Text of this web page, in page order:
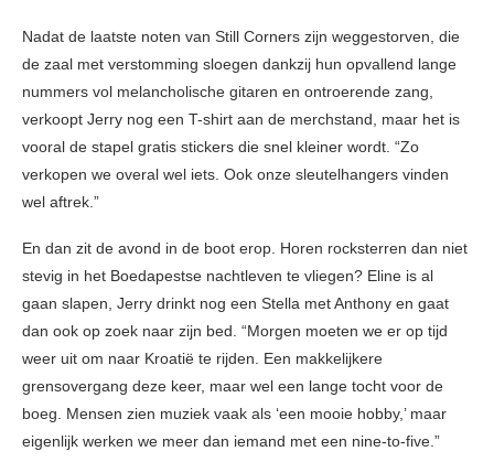
Nadat de laatste noten van Still Corners zijn weggestorven, die
de zaal met verstomming sloegen dankzij hun opvallend lange
nummers vol melancholische gitaren en ontroerende zang,
verkoopt Jerry nog een T-shirt aan de merchstand, maar het is
vooral de stapel gratis stickers die snel kleiner wordt. “Zo
verkopen we overal wel iets. Ook onze sleutelhangers vinden
wel aftrek.”
En dan zit de avond in de boot erop. Horen rocksterren dan niet
stevig in het Boedapestse nachtleven te vliegen? Eline is al
gaan slapen, Jerry drinkt nog een Stella met Anthony en gaat
dan ook op zoek naar zijn bed. “Morgen moeten we er op tijd
weer uit om naar Kroatië te rijden. Een makkelijkere
grensovergang deze keer, maar wel een lange tocht voor de
boeg. Mensen zien muziek vaak als ‘een mooie hobby,’ maar
eigenlijk werken we meer dan iemand met een nine-to-five.”